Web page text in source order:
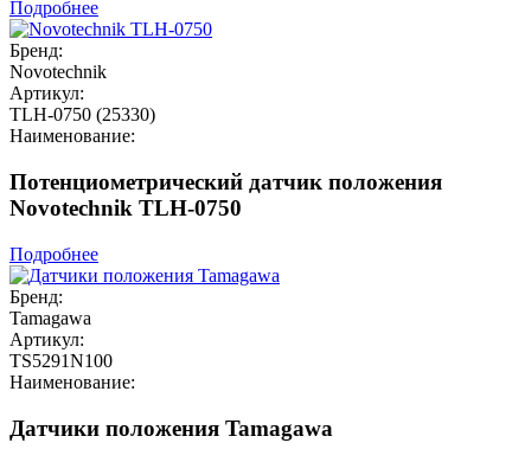
Подробнее
Бренд:
Novotechnik
Артикул:
TLH-0750 (25330)
Наименование:
Потенциометрический датчик положения
Novotechnik TLH-0750
Подробнее
Бренд:
Tamagawa
Артикул:
TS5291N100
Наименование:
Датчики положения Tamagawa